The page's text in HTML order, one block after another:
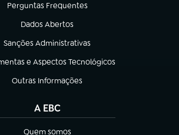
Perguntas Frequentes
(abre em nova aba)
Dados Abertos
(abre em nova aba)
Sanções Administrativas
(abre em nova aba)
e Aspectos Tecnológicos
nova aba)
Outras Informações
(abre em nova aba)
A EBC
Quem somos